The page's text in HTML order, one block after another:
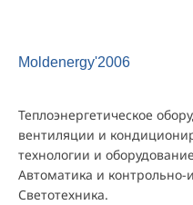
Moldenergy'2006
Теплоэнергетическое
вентиляции и
технологии и
Автоматика и
Светотехника.